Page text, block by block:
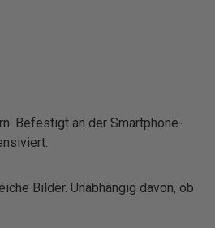
Befestigt an der Smartphone-
Bilder. Unabhängig davon, ob